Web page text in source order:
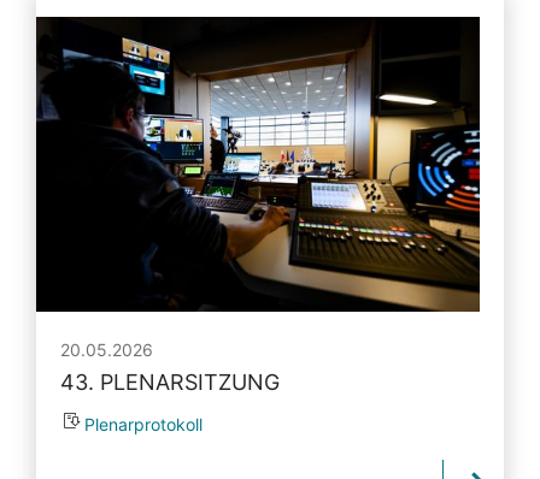
20.05.2026
43. PLENARSITZUNG
Plenarprotokoll